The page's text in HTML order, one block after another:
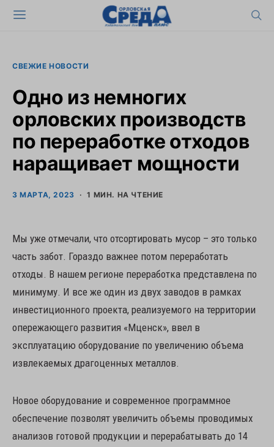
СВЕЖИЕ НОВОСТИ
Одно из немногих
орловских производств
по переработке отходов
наращивает мощности
3 МАРТА, 2023 1 МИН. НА ЧТЕНИЕ
Мы уже отмечали, что отсортировать мусор – это только
часть забот. Гораздо важнее потом переработать
отходы. В нашем регионе переработка представлена по
минимуму. И все же один из двух заводов в рамках
инвестиционного проекта, реализуемого на территории
опережающего развития «Мценск», ввел в
эксплуатацию оборудование по увеличению объема
извлекаемых драгоценных металлов.
Новое оборудование и современное программное
обеспечение позволят увеличить объемы проводимых
анализов готовой продукции и перерабатывать до 14